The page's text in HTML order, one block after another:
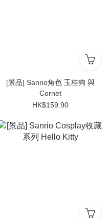
[景品] Sanrio角色 玉桂狗 與
Cornet
HK$159.90